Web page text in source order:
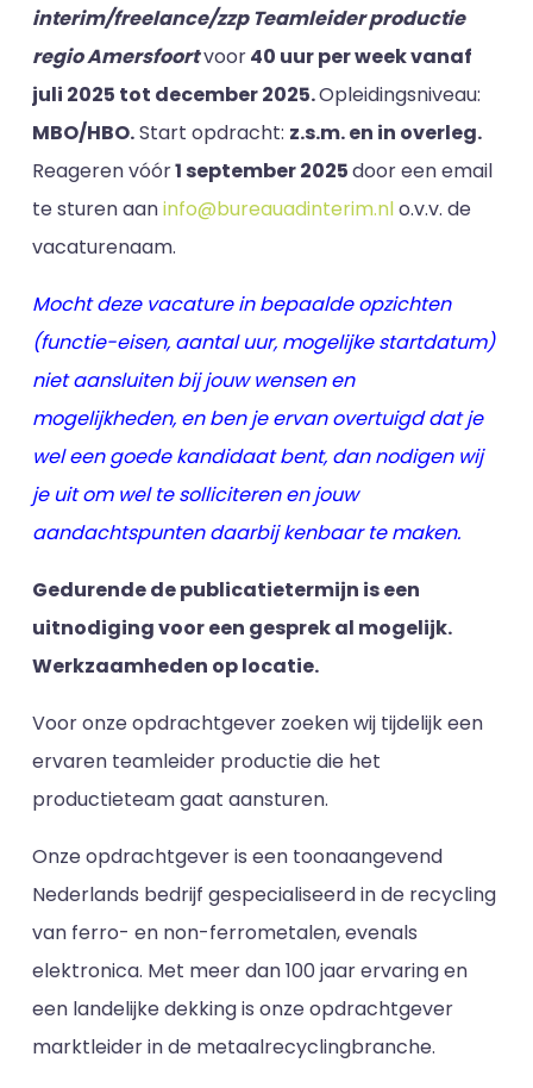
interim/freelance/zzp Teamleider productie
regio Amersfoortvoor40 uur per week vanaf
juli 2025 tot december 2025.Opleidingsniveau:
MBO/HBO.​Start opdracht: z.s.m. en in overleg.
Reageren vóór1 september2025door een email
te sturen aaninfo@bureauadinterim.nlo.v.v. de
vacaturenaam.
Mocht deze vacature in bepaalde opzichten
(functie-eisen, aantal uur, mogelijke startdatum)
niet aansluiten bij jouw wensen en
mogelijkheden, en ben je ervan overtuigd dat je
wel een goede kandidaat bent, dan nodigen wij
je uit om wel te solliciteren en jouw
aandachtspunten daarbij kenbaar te maken.
Gedurende de publicatietermijn is een
uitnodiging voor een gesprek al mogelijk.
Werkzaamheden op locatie.
Voor onze opdrachtgever zoeken wij tijdelijk een
ervaren teamleider productie die het
productieteam gaat aansturen.
Onze opdrachtgever is een toonaangevend
Nederlands bedrijf gespecialiseerd in de recycling
van ferro- en non-ferrometalen, evenals
elektronica. Met meer dan 100 jaar ervaring en
een landelijke dekking is onze opdrachtgever
marktleider in de metaalrecyclingbranche.